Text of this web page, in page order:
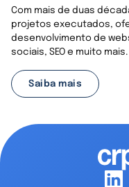
Com mais de duas
projetos executados,
desenvolvimento de
sociais, SEO e muito mais.
Saiba mais